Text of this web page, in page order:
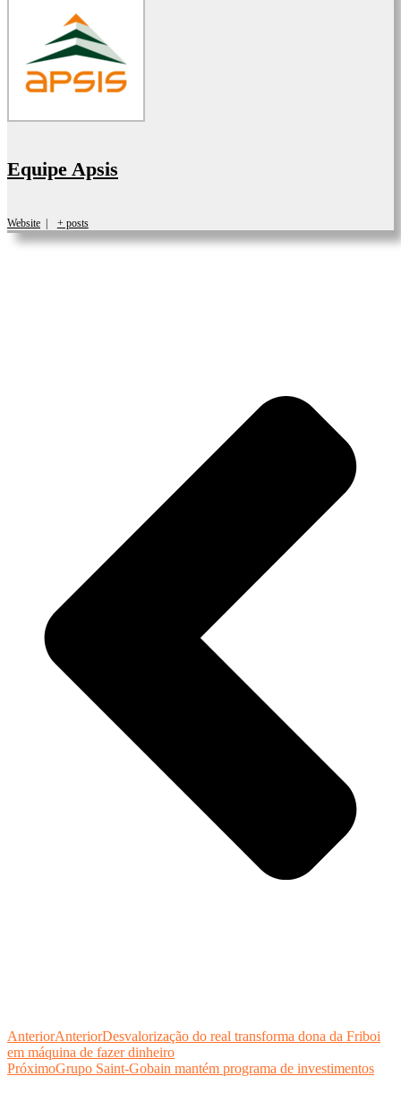
Equipe Apsis
Website + posts
AnteriorAnteriorDesvalorização do real transforma dona da Friboi
em máquina de fazer dinheiro
PróximoGrupo Saint-Gobain mantém programa de investimentos